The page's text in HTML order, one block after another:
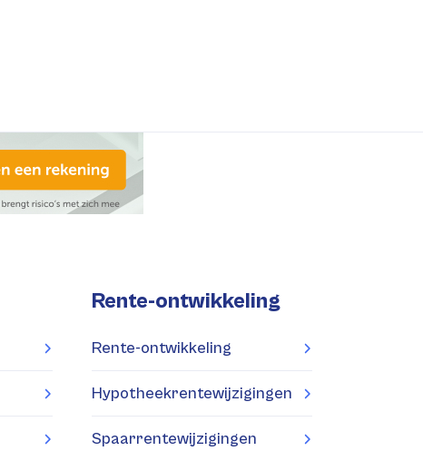
Rente-ontwikkeling
Rente-ontwikkeling
Hypotheekrentewijzigingen
Spaarrentewijzigingen